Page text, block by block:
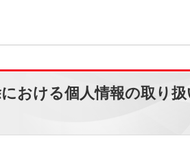
おける個人情報の取り扱